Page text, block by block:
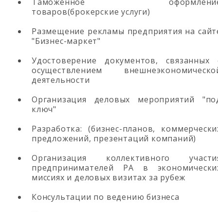
товаров(брокерские услуги)
Размещение рекламы предприятия на
"Бизнес-маркет"
Удостоверение документов, связанных
осуществлением
деятельности
Организация деловых мероприятий
ключ"
Разработка: (бизнес-планов,
предложений, презентаций компаний)
Организация коллективного
предпринимателей РА в
миссиях и деловых визитах за рубеж
Консультации по ведению бизнеса